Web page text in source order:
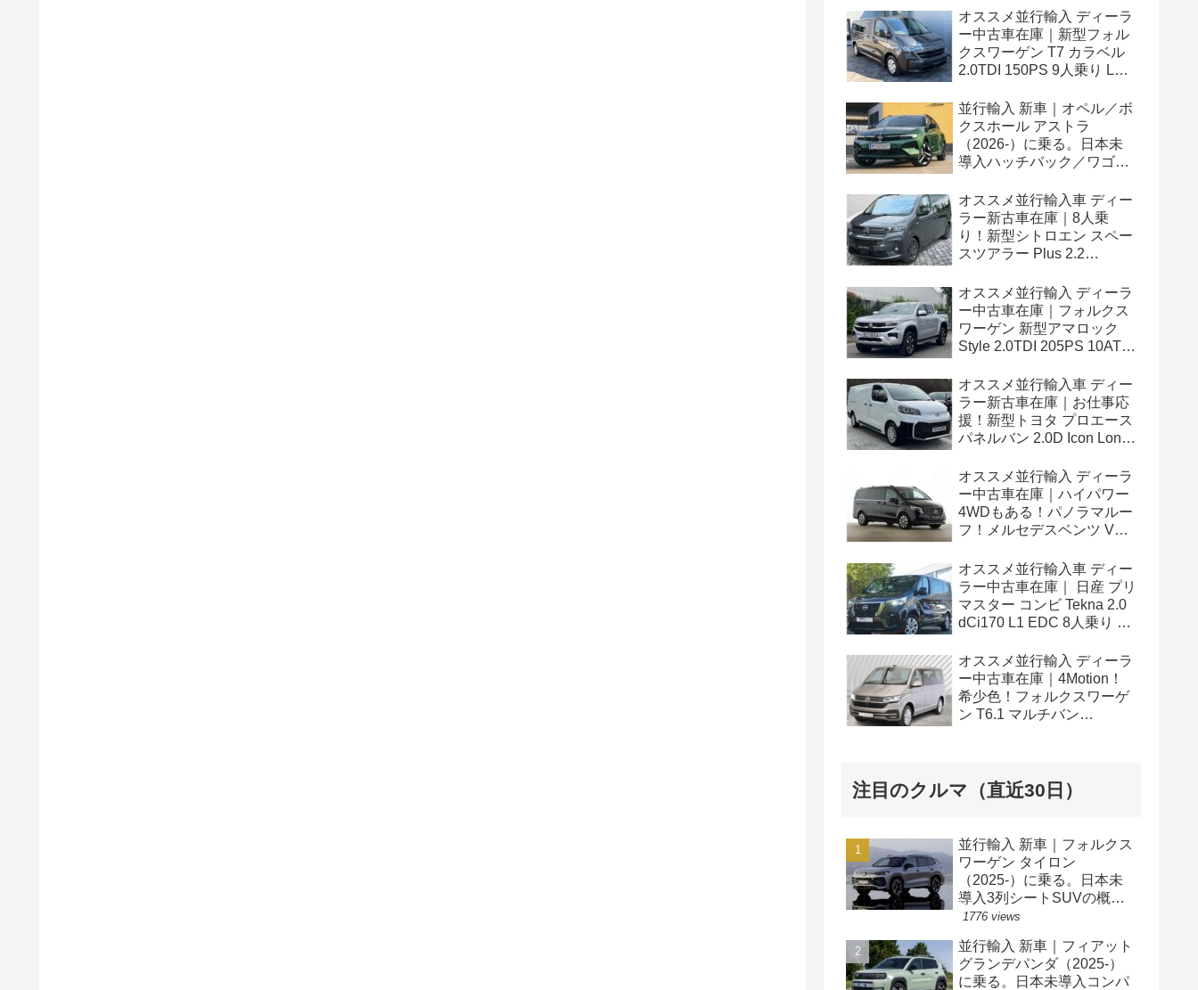
オススメ並行輸入 ディーラ
ー中古車在庫｜新型フォル
クスワーゲン T7 カラベル
2.0TDI 150PS 9人乗り LWB
並行輸入 新車｜オペル／ボ
クスホール アストラ
（2026-）に乗る。日本未
導入ハッチバック／ワゴン
情報。
オススメ並行輸入車 ディー
ラー新古車在庫｜8人乗
り！新型シトロエン スペー
スツアラー Plus 2.2
ドル
オススメ並行輸入 ディーラ
ー中古車在庫｜フォルクス
ワーゲン 新型アマロック
Style 2.0TDI 205PS 10AT
オススメ並行輸入車 ディー
ラー新古車在庫｜お仕事応
援！新型トヨタ プロエース
パネルバン 2.0D Icon Long
オススメ並行輸入 ディーラ
ー中古車在庫｜ハイパワー
4WDもある！パノラマルー
フ！メルセデスベンツ Vク
ロング 4Matic 9G-Tronic 左
ハンドル
オススメ並行輸入車 ディー
ラー中古車在庫｜ 日産 プリ
マスター コンビ Tekna 2.0
dCi170 L1 EDC 8人乗り 左
オススメ並行輸入 ディーラ
ー中古車在庫｜4Motion！
希少色！フォルクスワーゲ
ン T6.1 マルチバン
注目のクルマ（直近30日）
並行輸入 新車｜フォルクス
ワーゲン タイロン
（2025-）に乗る。日本未
導入3列シートSUVの概
要・スペック・価格の情
1776 views
並行輸入 新車｜フィアット
グランデパンダ（2025-）
に乗る。日本未導入コンパ